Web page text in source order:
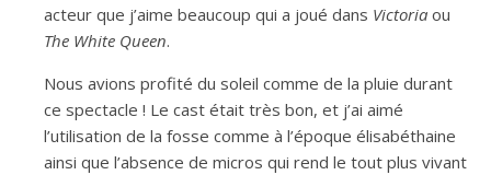
acteur que j’aime beaucoup qui a joué dans Victoria ou
The White Queen.
Nous avions profité du soleil comme de la pluie durant
ce spectacle ! Le cast était très bon, et j’ai aimé
l’utilisation de la fosse comme à l’époque élisabéthaine
ainsi que l’absence de micros qui rend le tout plus vivant